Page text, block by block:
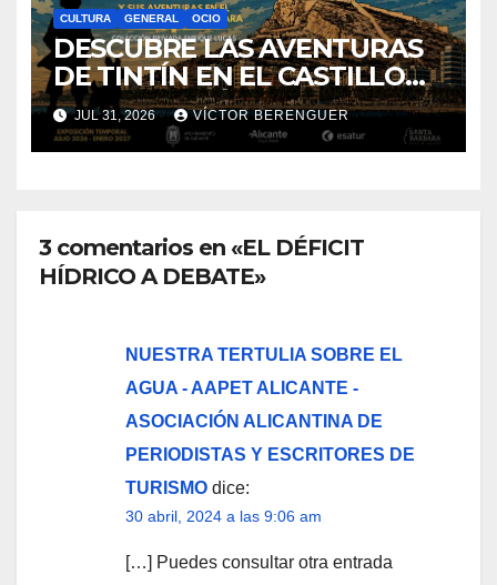
CULTURA GENERAL OCIO
DESCUBRE LAS AVENTURAS
DE TINTÍN EN EL CASTILLO
DE SANTA BÁRBARA DE
ALICANTE
JUL 31, 2026 VÍCTOR BERENGUER
3 comentarios en «EL DÉFICIT
HÍDRICO A DEBATE»
NUESTRA TERTULIA SOBRE EL
AGUA - AAPET ALICANTE -
ASOCIACIÓN ALICANTINA DE
PERIODISTAS Y ESCRITORES DE
TURISMO dice:
30 abril, 2024 a las 9:06 am
[…] Puedes consultar otra entrada